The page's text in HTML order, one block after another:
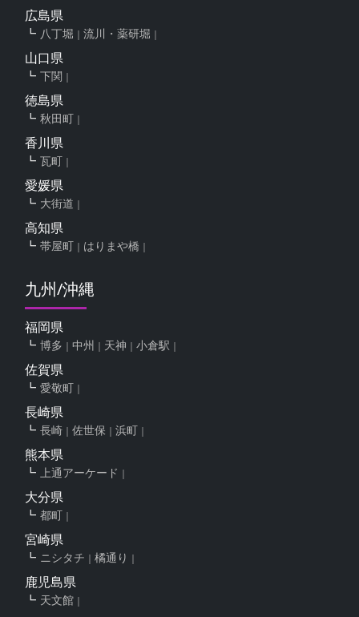
広島県
八丁堀 流川・薬研堀
山口県
下関
徳島県
秋田町
香川県
瓦町
愛媛県
大街道
高知県
帯屋町 はりまや橋
九州/沖縄
福岡県
博多 中州 天神 小倉駅
佐賀県
愛敬町
長崎県
長崎 佐世保 浜町
熊本県
上通アーケード
大分県
都町
宮崎県
ニシタチ 橘通り
鹿児島県
天文館